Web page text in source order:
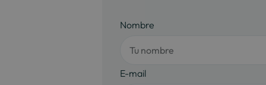
Nombre
E-mail